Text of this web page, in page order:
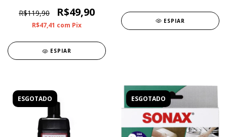
R$119,90 R$49,90
R$47,41 com Pix
ESPIAR
ESPIAR
ESGOTADO ESGOTADO